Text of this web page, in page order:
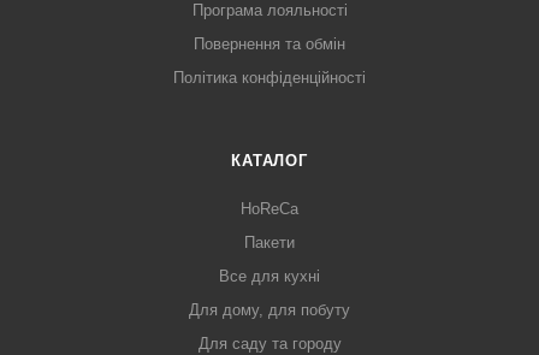
Програма лояльності
Повернення та обмін
Політика конфіденційності
КАТАЛОГ
HoReCa
Пакети
Все для кухні
Для дому, для побуту
Для саду та городу